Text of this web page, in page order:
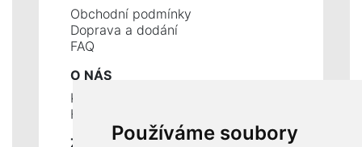
Používáme soubory
Obchodní podmínky
Doprava a dodání
FAQ
O NÁS
Kontakty
Historie a současnost
ZÁKLADNÍ ÚDAJE